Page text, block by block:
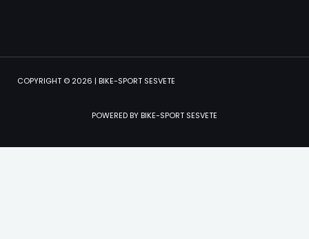
COPYRIGHT © 2026 | BIKE-SPORT SESVETE
POWERED BY BIKE-SPORT SESVETE